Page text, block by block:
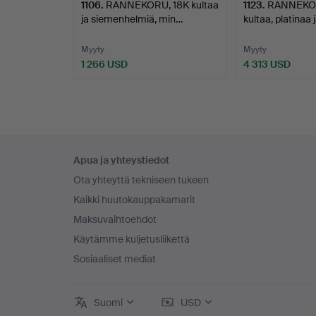
1106. RANNEKORU, 18K kultaa
ja siemenhelmiä, min…
Myyty
1 266 USD
1123.
kultaa, platinaa
Myyty
4 313 USD
Apua ja yhteystiedot
Ota yhteyttä tekniseen tukeen
Kaikki huutokauppakamarit
Maksuvaihtoehdot
Käytämme kuljetusliikettä
Sosiaaliset mediat
Suomi USD